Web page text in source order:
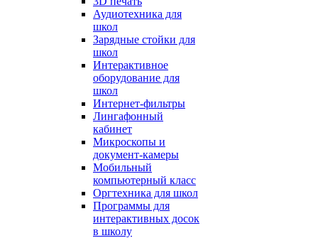
Аудиотехника для
школ
Зарядные стойки для
школ
Интерактивное
оборудование для
школ
Интернет-фильтры
Лингафонный
кабинет
Микроскопы и
документ-камеры
Мобильный
компьютерный класс
Оргтехника для школ
Программы для
интерактивных досок
в школу